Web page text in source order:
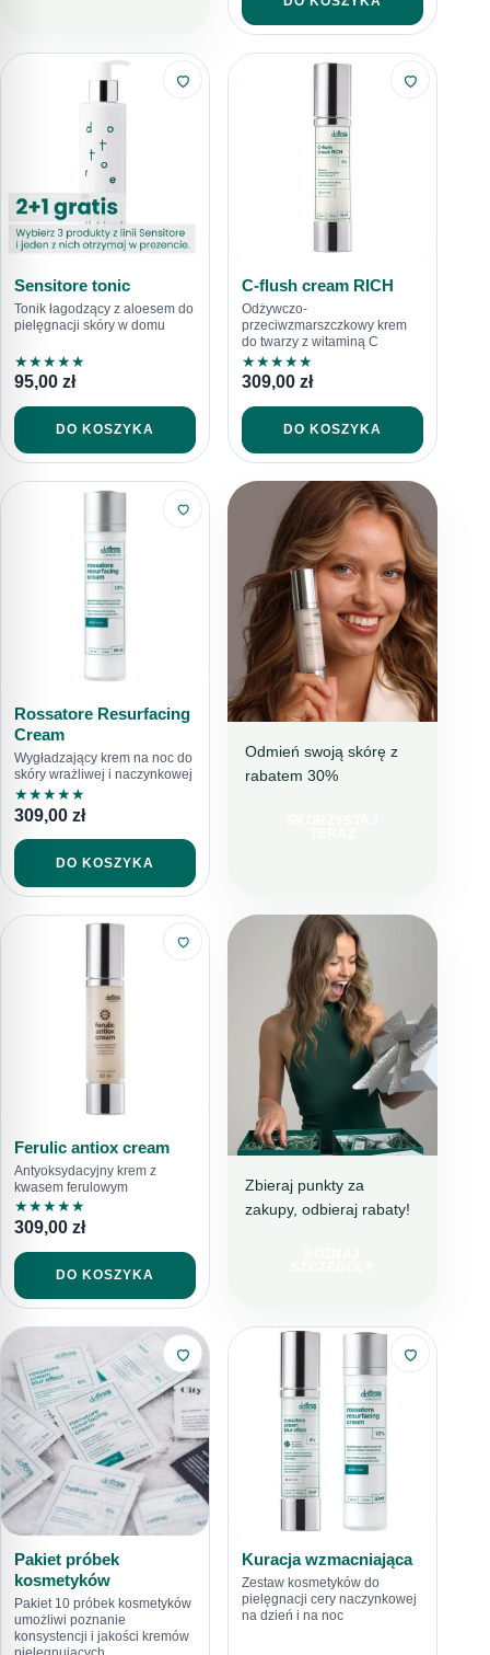
Sensitore tonic
Tonik łagodzący z aloesem do
pielęgnacji skóry w domu
★★★★★
95,00 zł
DO KOSZYKA
C-flush cream RICH
Odżywczo-
przeciwzmarszczkowy krem
do twarzy z witaminą C
★★★★★
309,00 zł
DO KOSZYKA
Rossatore Resurfacing
Cream
Wygładzający krem na noc do
skóry wrażliwej i naczynkowej
★★★★★
309,00 zł
DO KOSZYKA
NAWILŻENIE I
Odmień swoją skórę z
rabatem 30%
Ferulic antiox cream
Antyoksydacyjny krem z
kwasem ferulowym
★★★★★
309,00 zł
DO KOSZYKA
DOTTORE CLUB
Zbieraj punkty za
zakupy, odbieraj rabaty!
Pakiet próbek
kosmetyków
Pakiet 10 próbek kosmetyków
umożliwi poznanie
konsystencji i jakości kremów
Kuracja wzmacniająca
Zestaw kosmetyków do
pielęgnacji cery naczynkowej
na dzień i na noc